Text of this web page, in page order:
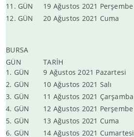
11. GÜN
19 Ağustos 2021 Perşembe
12. GÜN
20 Ağustos 2021 Cuma
BURSA
GÜN
TARİH
1. GÜN
9 Ağustos 2021 Pazartesi
2. GÜN
10 Ağustos 2021 Salı
3. GÜN
11 Ağustos 2021 Çarşamba
4. GÜN
12 Ağustos 2021 Perşembe
5. GÜN
13 Ağustos 2021 Cuma
6. GÜN
14 Ağustos 2021 Cumartesi